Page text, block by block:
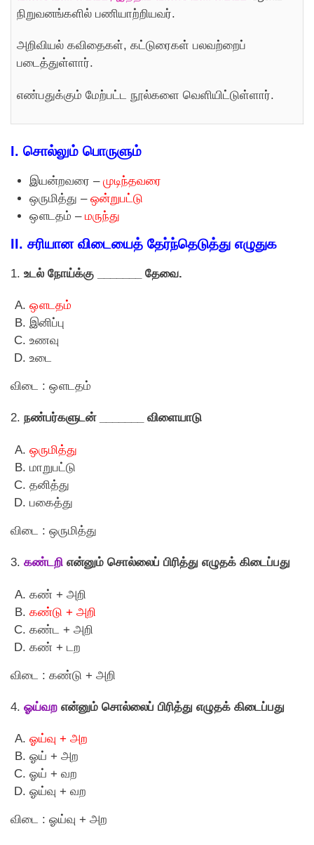
நிறுவனங்களில் பணியாற்றியவர்.
அறிவியல் கவிதைகள், கட்டுரைகள் பலவற்றைப்
படைத்துள்ளார்.
எண்பதுக்கும் மேற்பட்ட நூல்களை வெளியிட்டுள்ளார்.
I. சொல்லும் பொருளும்
இயன்றவரை – முடிந்தவரை
ஒருமித்து – ஒன்றுபட்டு
ஔடதம் – மருந்து
II. சரியான விடையைத் தேர்ந்தெடுத்து எழுதுக
1. உடல் நோய்க்கு _______ தேவை.
ஔடதம்
இனிப்பு
உணவு
உடை
விடை : ஔடதம்
2. நண்பர்களுடன் _______ விளையாடு
ஒருமித்து
மாறுபட்டு
தனித்து
பகைத்து
விடை : ஒருமித்து
3. கண்டறி என்னும் சொல்லைப் பிரித்து எழுதக் கிடைப்பது
கண் + அறி
கண்டு + அறி
கண்ட + அறி
கண் + டற
விடை : கண்டு + அறி
4. ஓய்வற என்னும் சொல்லைப் பிரித்து எழுதக் கிடைப்பது
ஓய்வு + அற
ஓய் + அற
ஓய் + வற
ஓய்வு + வற
விடை : ஓய்வு + அற